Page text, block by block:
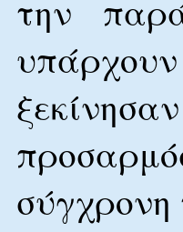
την
υπάρχουν
σύγχρονη